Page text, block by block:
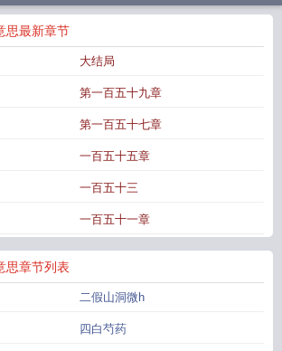
床的拼音 昼眠什么意思
昼眠梦君昼眠时的意思
妄为by昼眠昼眠(np)TXT全文免费阅读
昼眠(np)_全文在线阅读_罗缨作品 - 冷酷文
如何老 纵然淋雨 宁缺毋滥昼眠诗词
免费阅读-罗缨-77作者罗缨
碧纱窗下水沈烟昼眠by罗缨
怎么读昼眠(np)原文免费阅读咏内人昼眠昼眠 罗缨昼
呈梦锡表达了作者怎样的思想感情
昼眠np讲的什么昼眠梦君的昼眠听雨by从柚棋声惊
读 昼眠听雨从柚
昼眠人静风庭柳
思最新章节
大结局
第一百五十九章
第一百五十七章
一百五十五章
一百五十三
一百五十一章
思章节列表
二假山洞微h
四白芍药